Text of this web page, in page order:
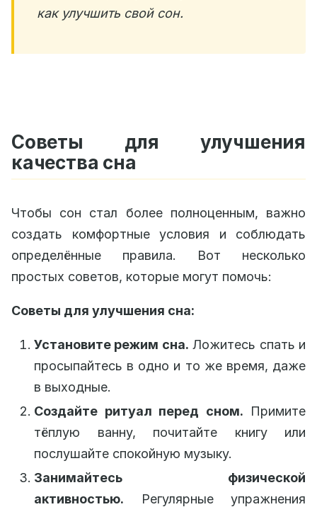
как улучшить свой сон.
Советы для улучшения
качества сна
Чтобы сон стал более полноценным, важно
создать комфортные условия и соблюдать
определённые правила. Вот несколько
простых советов, которые могут помочь:
Советы для улучшения сна:
Установите режим сна. Ложитесь спать и
просыпайтесь в одно и то же время, даже
в выходные.
Создайте ритуал перед сном. Примите
тёплую ванну, почитайте книгу или
послушайте спокойную музыку.
Занимайтесь физической
активностью. Регулярные упражнения